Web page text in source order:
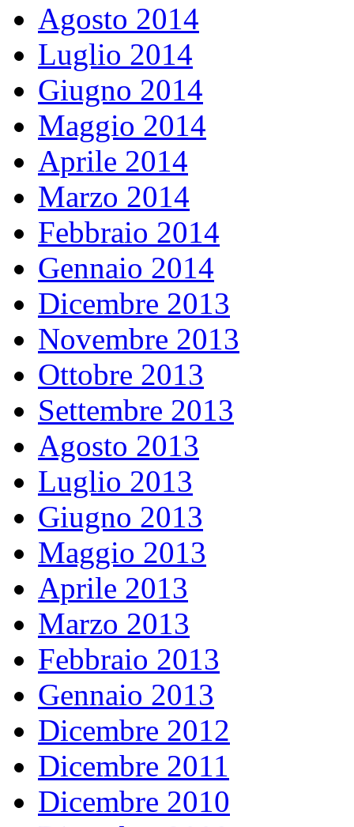
Agosto 2014
Luglio 2014
Giugno 2014
Maggio 2014
Aprile 2014
Marzo 2014
Febbraio 2014
Gennaio 2014
Dicembre 2013
Novembre 2013
Ottobre 2013
Settembre 2013
Agosto 2013
Luglio 2013
Giugno 2013
Maggio 2013
Aprile 2013
Marzo 2013
Febbraio 2013
Gennaio 2013
Dicembre 2012
Dicembre 2011
Dicembre 2010